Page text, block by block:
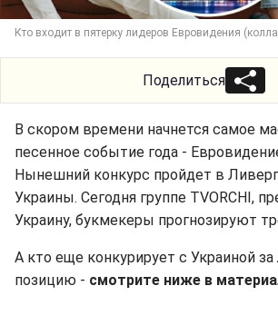
Кто входит в пятерку лидеров Евровидения
Поделиться
В скором времени начнется самое
песенное событие года -
Нынешний конкурс пройдет в
Украины. Сегодня группе TVORCHI,
Украину, букмекеры прогнозируют
А кто еще конкурирует с Украиной
позицию - смотрите ниже в